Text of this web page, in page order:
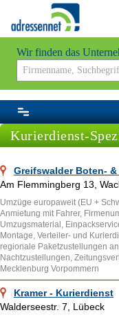
Wir finden das
Kurierdienst-
Greifswalder Boten-
Am Flemmingberg 13,
Umzüge europaweit (EU +
Anmietung mit Fahrer,
Umzugsmaterial,
Montage, Verteiler- und
regionale Paketzustellungen
Nachtzustellungen,
Mecklenburg Vorpommern
Kramer - Kurierdienst
Walderseestr. 7, Lübeck